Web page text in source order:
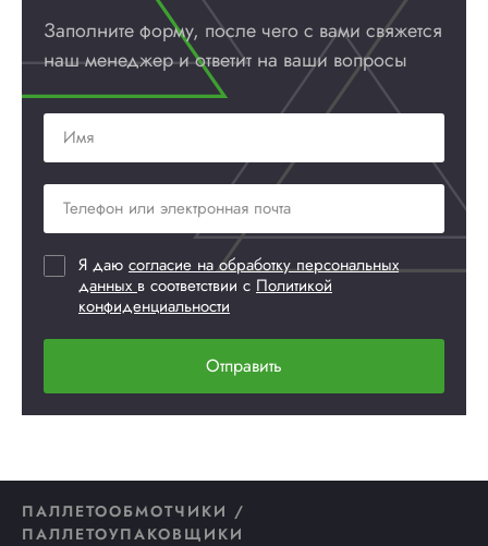
Заполните форму, после чего с вами свяжется
наш менеджер и ответит на ваши вопросы
Я даю согласие на обработку персональных
данных в соответствии с Политикой
конфиденциальности
Отправить
ПАЛЛЕТООБМОТЧИКИ /
ПАЛЛЕТОУПАКОВЩИКИ